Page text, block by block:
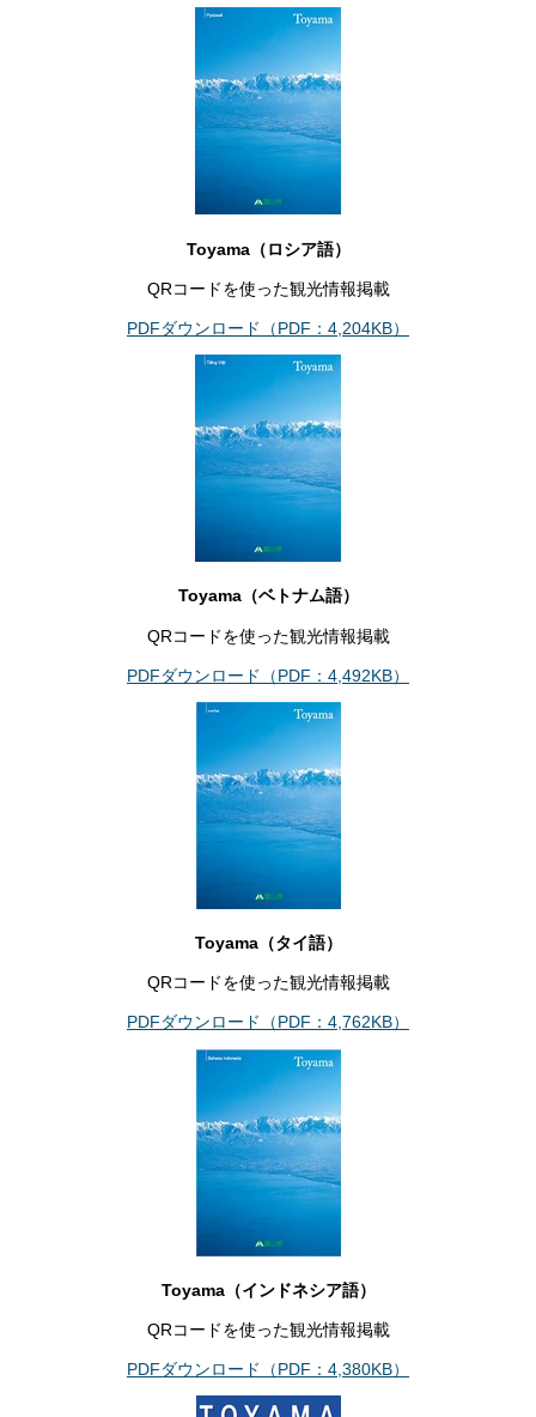
Toyama（ロシア語）
QRコードを使った観光情報掲載
PDFダウンロード（PDF：4,204KB）
Toyama（ベトナム語）
QRコードを使った観光情報掲載
PDFダウンロード（PDF：4,492KB）
Toyama（タイ語）
QRコードを使った観光情報掲載
PDFダウンロード（PDF：4,762KB）
Toyama（インドネシア語）
QRコードを使った観光情報掲載
PDFダウンロード（PDF：4,380KB）